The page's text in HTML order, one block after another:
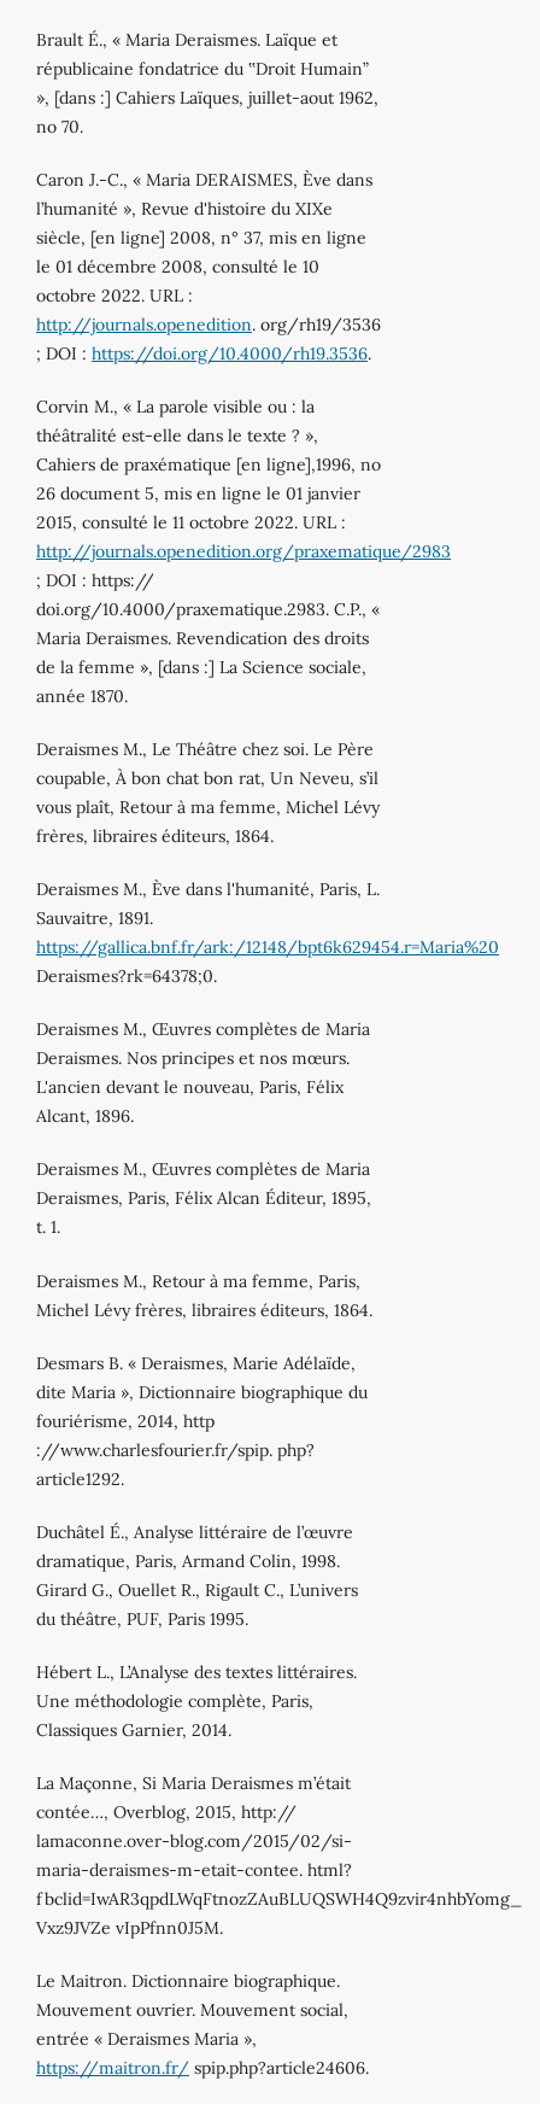
Brault É., « Maria Deraismes. Laïque et
républicaine fondatrice du ‟Droit Humain”
», [dans :] Cahiers Laïques, juillet-aout 1962,
no 70.
Caron J.-C., « Maria DERAISMES, Ève dans
l’humanité », Revue d'histoire du XIXe
siècle, [en ligne] 2008, n° 37, mis en ligne
le 01 décembre 2008, consulté le 10
octobre 2022. URL :
http://journals.openedition. org/rh19/3536
; DOI : https://doi.org/10.4000/rh19.3536.
Corvin M., « La parole visible ou : la
théâtralité est-elle dans le texte ? »,
Cahiers de praxématique [en ligne],1996, no
26 document 5, mis en ligne le 01 janvier
2015, consulté le 11 octobre 2022. URL :
http://journals.openedition.org/praxematique/2983
; DOI : https://
doi.org/10.4000/praxematique.2983. C.P., «
Maria Deraismes. Revendication des droits
de la femme », [dans :] La Science sociale,
année 1870.
Deraismes M., Le Théâtre chez soi. Le Père
coupable, À bon chat bon rat, Un Neveu, s’il
vous plaît, Retour à ma femme, Michel Lévy
frères, libraires éditeurs, 1864.
Deraismes M., Ève dans l'humanité, Paris, L.
Sauvaitre, 1891.
https://gallica.bnf.fr/ark:/12148/bpt6k629454.r=Maria%20
Deraismes?rk=64378;0.
Deraismes M., Œuvres complètes de Maria
Deraismes. Nos principes et nos mœurs.
L'ancien devant le nouveau, Paris, Félix
Alcant, 1896.
Deraismes M., Œuvres complètes de Maria
Deraismes, Paris, Félix Alcan Éditeur, 1895,
t. 1.
Deraismes M., Retour à ma femme, Paris,
Michel Lévy frères, libraires éditeurs, 1864.
Desmars B. « Deraismes, Marie Adélaïde,
dite Maria », Dictionnaire biographique du
fouriérisme, 2014, http
://www.charlesfourier.fr/spip. php?
article1292.
Duchâtel É., Analyse littéraire de l’œuvre
dramatique, Paris, Armand Colin, 1998.
Girard G., Ouellet R., Rigault C., L’univers
du théâtre, PUF, Paris 1995.
Hébert L., L’Analyse des textes littéraires.
Une méthodologie complète, Paris,
Classiques Garnier, 2014.
La Maçonne, Si Maria Deraismes m’était
contée…, Overblog, 2015, http://
lamaconne.over-blog.com/2015/02/si-
maria-deraismes-m-etait-contee. html?
fbclid=IwAR3qpdLWqFtnozZAuBLUQSWH4Q9zvir4nhbYomg_
Vxz9JVZe vIpPfnn0J5M.
Le Maitron. Dictionnaire biographique.
Mouvement ouvrier. Mouvement social,
entrée « Deraismes Maria »,
https://maitron.fr/spip.php?article24606.